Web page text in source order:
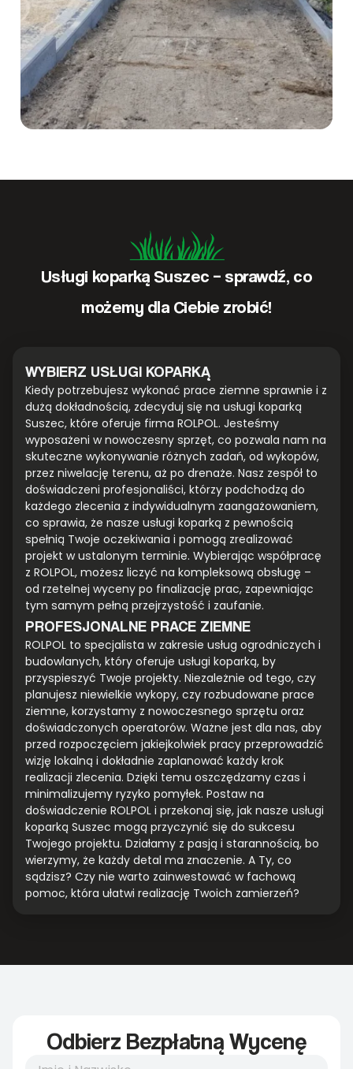
Usługi koparką Suszec – sprawdź, co
możemy dla Ciebie zrobić!
WYBIERZ USŁUGI KOPARKĄ
Kiedy potrzebujesz wykonać prace ziemne sprawnie i z
dużą dokładnością, zdecyduj się na usługi koparką
Suszec, które oferuje firma ROLPOL. Jesteśmy
wyposażeni w nowoczesny sprzęt, co pozwala nam na
skuteczne wykonywanie różnych zadań, od wykopów,
przez niwelację terenu, aż po drenaże. Nasz zespół to
doświadczeni profesjonaliści, którzy podchodzą do
każdego zlecenia z indywidualnym zaangażowaniem,
co sprawia, że nasze usługi koparką z pewnością
spełnią Twoje oczekiwania i pomogą zrealizować
projekt w ustalonym terminie. Wybierając współpracę
z ROLPOL, możesz liczyć na kompleksową obsługę –
od rzetelnej wyceny po finalizację prac, zapewniając
tym samym pełną przejrzystość i zaufanie.
PROFESJONALNE PRACE ZIEMNE
ROLPOL to specjalista w zakresie usług ogrodniczych i
budowlanych, który oferuje usługi koparką, by
przyspieszyć Twoje projekty. Niezależnie od tego, czy
planujesz niewielkie wykopy, czy rozbudowane prace
ziemne, korzystamy z nowoczesnego sprzętu oraz
doświadczonych operatorów. Ważne jest dla nas, aby
przed rozpoczęciem jakiejkolwiek pracy przeprowadzić
wizję lokalną i dokładnie zaplanować każdy krok
realizacji zlecenia. Dzięki temu oszczędzamy czas i
minimalizujemy ryzyko pomyłek. Postaw na
doświadczenie ROLPOL i przekonaj się, jak nasze usługi
koparką Suszec mogą przyczynić się do sukcesu
Twojego projektu. Działamy z pasją i starannością, bo
wierzymy, że każdy detal ma znaczenie. A Ty, co
sądzisz? Czy nie warto zainwestować w fachową
pomoc, która ułatwi realizację Twoich zamierzeń?
Odbierz Bezpłatną Wycenę